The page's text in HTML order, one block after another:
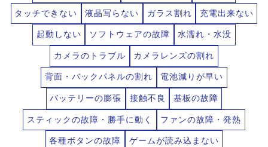
タッチできない 液晶写らない ガラス割れ 充電出来ない
起動しない ソフトウェアの故障 水濡れ・水没
カメラのトラブル カメラレンズの割れ
背面・バックパネルの割れ 電池減りが早い
バッテリーの膨張 接触不良 基板の故障
スティックの故障・勝手に動く ファンの故障・発熱
各種ボタンの故障 ゲームが読み込まない